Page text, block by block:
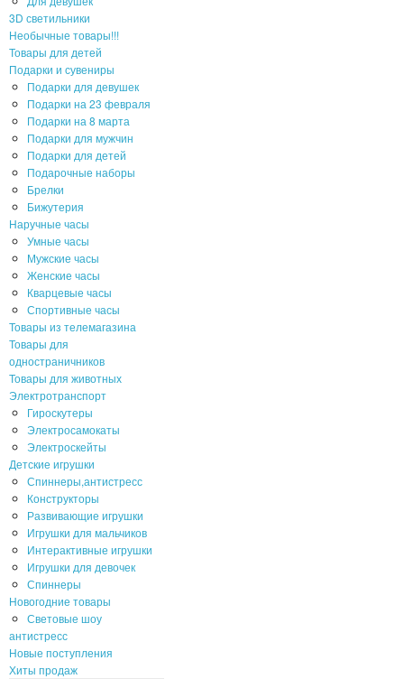
3D светильники
Необычные товары!!!
Товары для детей
Подарки и сувениры
Подарки для девушек
Подарки на 23 февраля
Подарки на 8 марта
Подарки для мужчин
Подарки для детей
Подарочные наборы
Брелки
Бижутерия
Наручные часы
Умные часы
Мужские часы
Женские часы
Кварцевые часы
Спортивные часы
Товары из телемагазина
Товары для
одностраничников
Товары для животных
Электротранспорт
Гироскутеры
Электросамокаты
Электроскейты
Детские игрушки
Спиннеры,антистресс
Конструкторы
Развивающие игрушки
Игрушки для мальчиков
Интерактивные игрушки
Игрушки для девочек
Спиннеры
Новогодние товары
Световые шоу
антистресс
Новые поступления
Хиты продаж